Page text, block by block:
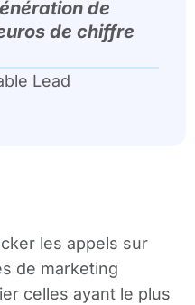
de
de chiffre
Lead
les appels sur
de marketing
celles ayant le plus